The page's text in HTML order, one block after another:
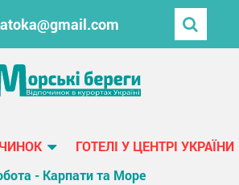
ГОТЕЛІ У ЦЕНТРІ УКРАЇНИ
- Карпати та Море